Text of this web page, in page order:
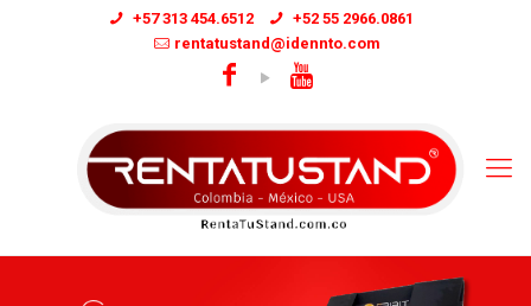
+57 313 454.6512
+52 55 2966.0861
rentatustand@idennto.com